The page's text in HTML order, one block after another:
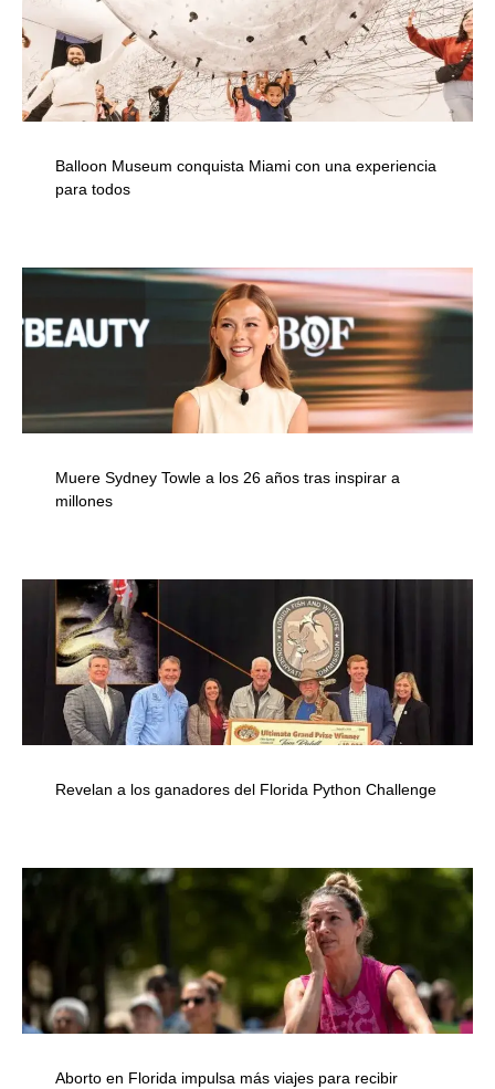
Balloon Museum conquista Miami con una experiencia
para todos
Muere Sydney Towle a los 26 años tras inspirar a
millones
Revelan a los ganadores del Florida Python Challenge
Aborto en Florida impulsa más viajes para recibir